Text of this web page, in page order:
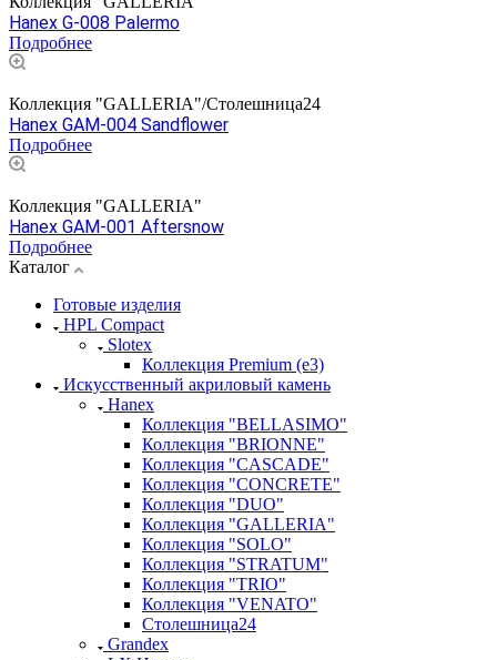
Hanex G-008 Palermo
Подробнее
Коллекция "GALLERIA"/Столешница24
Hanex GAM-004 Sandflower
Подробнее
Коллекция "GALLERIA"
Hanex GAM-001 Aftersnow
Подробнее
Каталог
Готовые изделия
HPL Compact
Slotex
Коллекция Premium (e3)
Искусственный акриловый камень
Hanex
Коллекция "BELLASIMO"
Коллекция "BRIONNE"
Коллекция "CASCADE"
Коллекция "CONCRETE"
Коллекция "DUO"
Коллекция "GALLERIA"
Коллекция "SOLO"
Коллекция "STRATUM"
Коллекция "TRIO"
Коллекция "VENATO"
Столешница24
Grandex